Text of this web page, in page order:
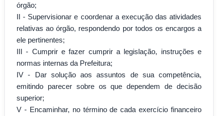
órgão;
II - Supervisionar e coordenar a execução das atividades
relativas ao órgão, respondendo por todos os encargos a
ele pertinentes;
III - Cumprir e fazer cumprir a legislação, instruções e
normas internas da Prefeitura;
IV - Dar solução aos assuntos de sua competência,
emitindo parecer sobre os que dependem de decisão
superior;
V - Encaminhar, no término de cada exercício financeiro